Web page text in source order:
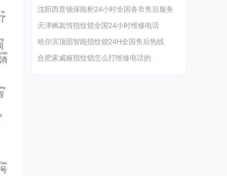
了
le
消
xiāo
号
hào
沈阳西普顿保险柜24小时全国各市售后服务
天津枫岚情指纹锁全国24小时维修电话
哈尔滨顶固智能指纹锁24H全国售后热线
合肥索威娅指纹锁怎么打维修电话的